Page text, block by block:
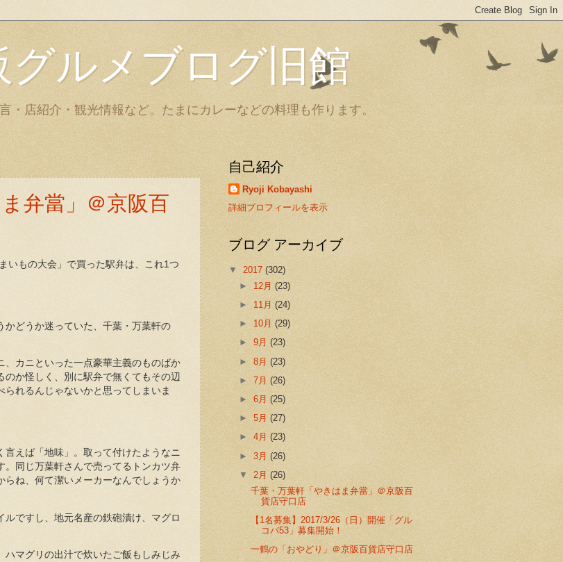
ルメブログ旧館
・店紹介・観光情報など。たまにカレーなどの料理も作ります。
弁當」＠京阪百
いもの大会」で買った駅弁は、これ1つ
かどうか迷っていた、千葉・万葉軒の
カニといった一点豪華主義のものばか
のか怪しく、別に駅弁で無くてもその辺
れるんじゃないかと思ってしまいま
えば「地味」。取って付けたようなニ
。同じ万葉軒さんで売ってるトンカツ弁
らね、何て潔いメーカーなんでしょうか
ですし、地元名産の鉄砲漬け、マグロ
マグリの出汁で炊いたご飯もしみじみ
自己紹介
Ryoji Kobayashi
詳細プロフィールを表示
ブログ アーカイブ
▼ 2017 (302)
► 12月(23)
► 11月(24)
► 10月(29)
►9月(23)
►8月(23)
►7月(26)
►6月(25)
►5月(27)
►4月(23)
►3月(26)
▼2月(26)
千葉・万葉軒「やきはま弁當」＠京阪百
貨店守口店
【1名募集】2017/3/26（日）開催「グル
コバ53」募集開始！
一鶴の「おやどり」＠京阪百貨店守口店